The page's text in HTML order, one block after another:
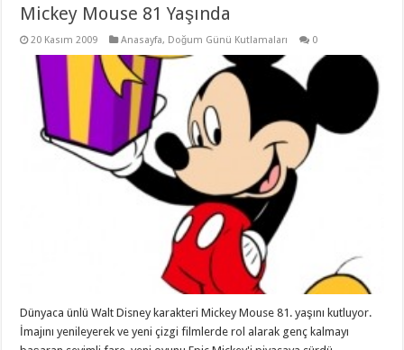
Mickey Mouse 81 Yaşında
20 Kasım 2009 Anasayfa, Doğum Günü Kutlamaları 0
Dünyaca ünlü Walt Disney karakteri Mickey Mouse 81. yaşını kutluyor.
İmajını yenileyerek ve yeni çizgi filmlerde rol alarak genç kalmayı